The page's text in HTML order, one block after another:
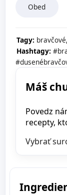
Obed
Tagy: bravčové,
Hashtagy:
Máš
Povedz
recepty,
Vybrať